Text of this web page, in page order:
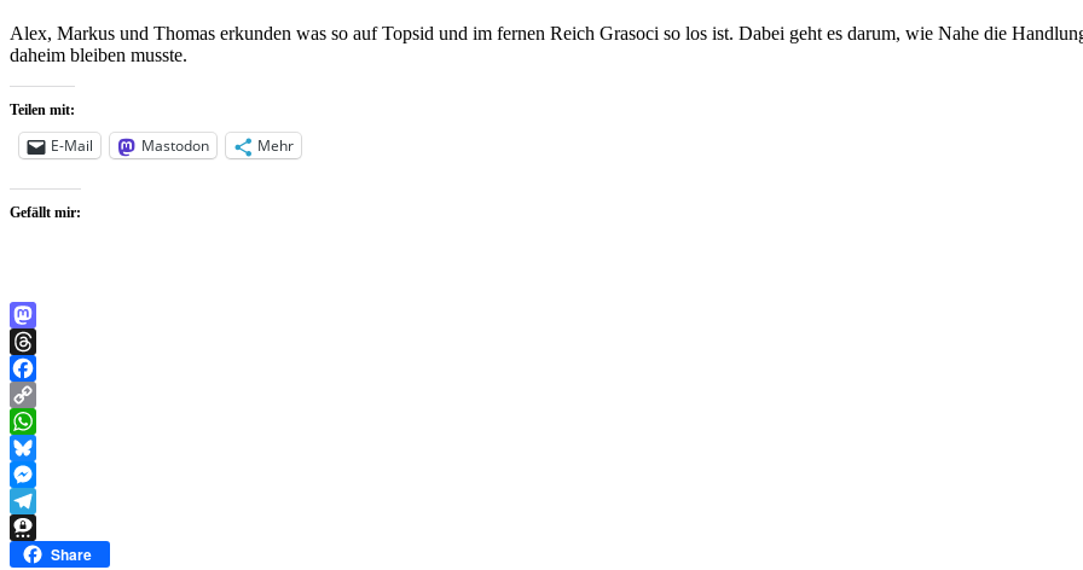
Alex, Markus und Thomas erkunden was so auf Topsid und im fernen Reich Grasoci so los ist. Dabei geht es darum, wie Nahe die
daheim bleiben musste.
Teilen mit:
E-Mail Mastodon Mehr
Gefällt mir:
Mastodon
Threads
Facebook
Copy
Link
WhatsApp
Bluesky
Messenger
Telegram
Threema
Share